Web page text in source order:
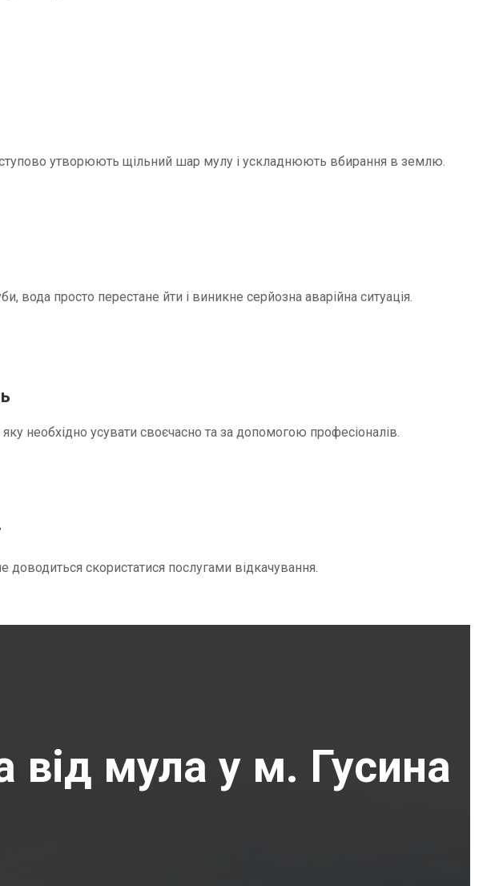
утворюють щільний шар мулу і ускладнюють вбирання в землю.
просто перестане йти і виникне серйозна аварійна ситуація.
необхідно усувати своєчасно та за допомогою професіоналів.
скористатися послугами відкачування.
мула у м. Гусина